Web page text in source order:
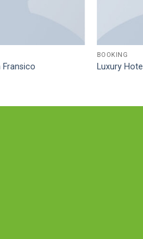
Fransico
BOOKING
Luxury Hotel